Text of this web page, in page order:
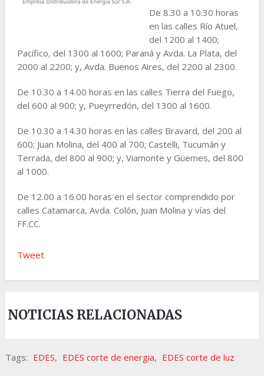
De 8.30 a 10.30 horas
en las calles Río Atuel,
del 1200 al 1400;
Pacífico, del 1300 al 1600; Paraná y Avda. La Plata, del
2000 al 2200; y, Avda. Buenos Aires, del 2200 al 2300.
De 10.30 a 14.00 horas en las calles Tierra del Fuego,
del 600 al 900; y, Pueyrredón, del 1300 al 1600.
De 10.30 a 14.30 horas en las calles Bravard, del 200 al
600; Juan Molina, del 400 al 700; Castelli, Tucumán y
Terrada, del 800 al 900; y, Viamonte y Güemes, del 800
al 1000.
De 12.00 a 16.00 horas en el sector comprendido por
calles Catamarca, Avda. Colón, Juan Molina y vías del
FF.CC.
Tweet
NOTICIAS RELACIONADAS
Tags: EDES, EDES corte de energia, EDES corte de luz